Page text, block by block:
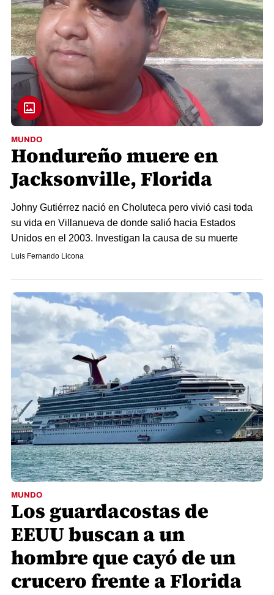
MUNDO
Hondureño muere en
Jacksonville, Florida
Johny Gutiérrez nació en Choluteca pero vivió casi toda
su vida en Villanueva de donde salió hacia Estados
Unidos en el 2003. Investigan la causa de su muerte
Luis Fernando Licona
MUNDO
Los guardacostas de
EEUU buscan a un
hombre que cayó de un
crucero frente a Florida